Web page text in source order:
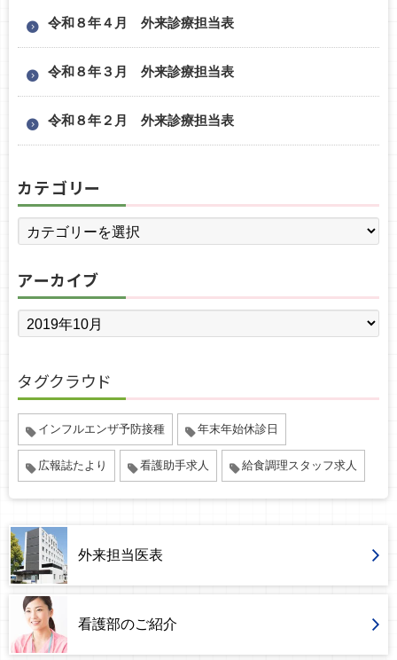
令和８年４月 外来診療担当表
令和８年３月 外来診療担当表
令和８年２月 外来診療担当表
カテゴリー
アーカイブ
タグクラウド
インフルエンザ予防接種 年末年始休診日
広報誌たより 看護助手求人 給食調理スタッフ求人
外来担当医表
看護部のご紹介